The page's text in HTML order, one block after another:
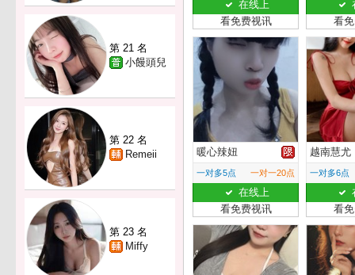
第 21 名
小饅頭兒
第 22 名
Remeii
第 23 名
Miffy
在线上
看免费视讯
看
暖心辣妞
一对多5点 一对一20点
在线上
看免费视讯
越南慧尤
一对多6点
看